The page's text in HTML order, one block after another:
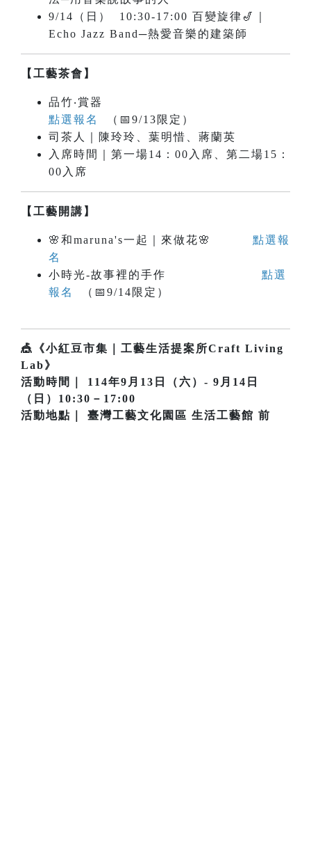
9/14（日） 10:30-17:00 百變旋律🎷｜
Echo Jazz Band─熱愛音樂的建築師
【工藝茶會】
品竹‧賞器
點選報名
（📅9/13限定）
司茶人｜陳玲玲、葉明惜、蔣蘭英
入席時間｜第一場14：00入席、第二場15：
00入席
【工藝開講】
🌸和maruna's一起｜來做花🌸 點選報
名
小時光-故事裡的手作 點選
報名
（📅9/14限定）
🎪《小紅豆市集｜工藝生活提案所Craft Living
Lab》
活動時間｜ 114年9月13日（六）- 9月14日
（日）10:30－17:00
活動地點｜ 臺灣工藝文化園區 生活工藝館 前